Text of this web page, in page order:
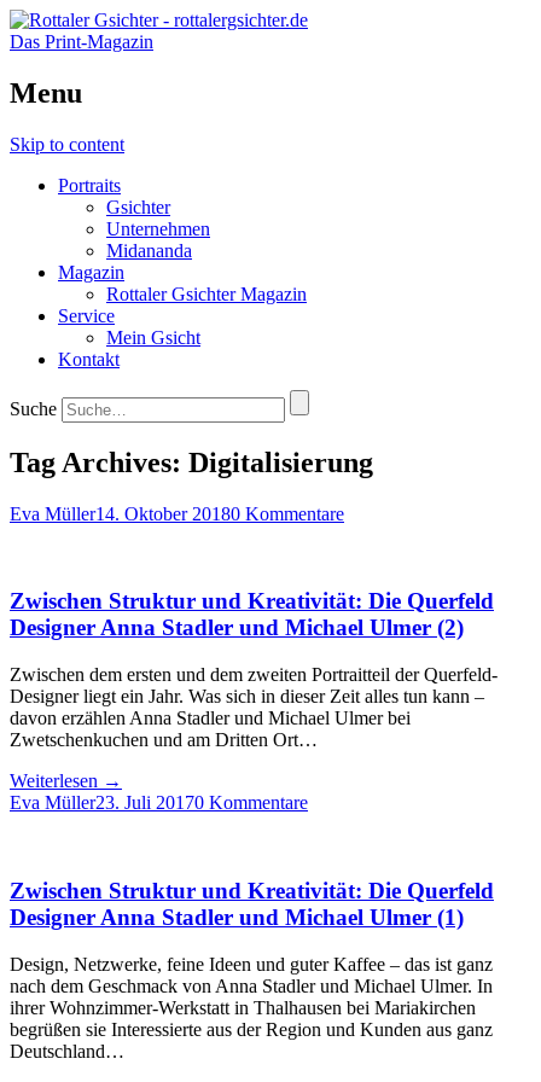
Das Print-Magazin
Menu
Skip to content
Portraits
Gsichter
Unternehmen
Midananda
Magazin
Rottaler Gsichter Magazin
Service
Mein Gsicht
Kontakt
Suche
Tag Archives: Digitalisierung
Eva Müller14. Oktober 20180 Kommentare
Zwischen Struktur und Kreativität: Die Querfeld
Designer Anna Stadler und Michael Ulmer (2)
Zwischen dem ersten und dem zweiten Portraitteil der Querfeld-
Designer liegt ein Jahr. Was sich in dieser Zeit alles tun kann –
davon erzählen Anna Stadler und Michael Ulmer bei
Zwetschenkuchen und am Dritten Ort…
Weiterlesen →
Eva Müller23. Juli 20170 Kommentare
Zwischen Struktur und Kreativität: Die Querfeld
Designer Anna Stadler und Michael Ulmer (1)
Design, Netzwerke, feine Ideen und guter Kaffee – das ist ganz
nach dem Geschmack von Anna Stadler und Michael Ulmer. In
ihrer Wohnzimmer-Werkstatt in Thalhausen bei Mariakirchen
begrüßen sie Interessierte aus der Region und Kunden aus ganz
Deutschland…